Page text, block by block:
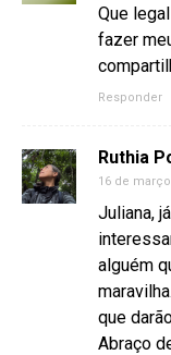
Que
fazer
Responder
Ruthia
16 de
Juliana,
alguém
que
Abraço